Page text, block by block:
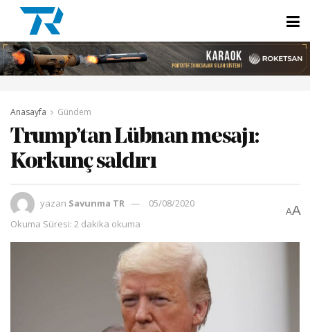
Anasayfa Gündem
Trump’tan Lübnan mesajı:
Korkunç saldırı
yazan Savunma TR
05/08/2020
Okuma Süresi: 2 dakika okuma
AA